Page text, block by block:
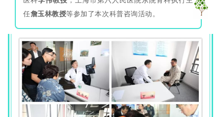
任詹玉林教授等参加了本次科普咨询活动。